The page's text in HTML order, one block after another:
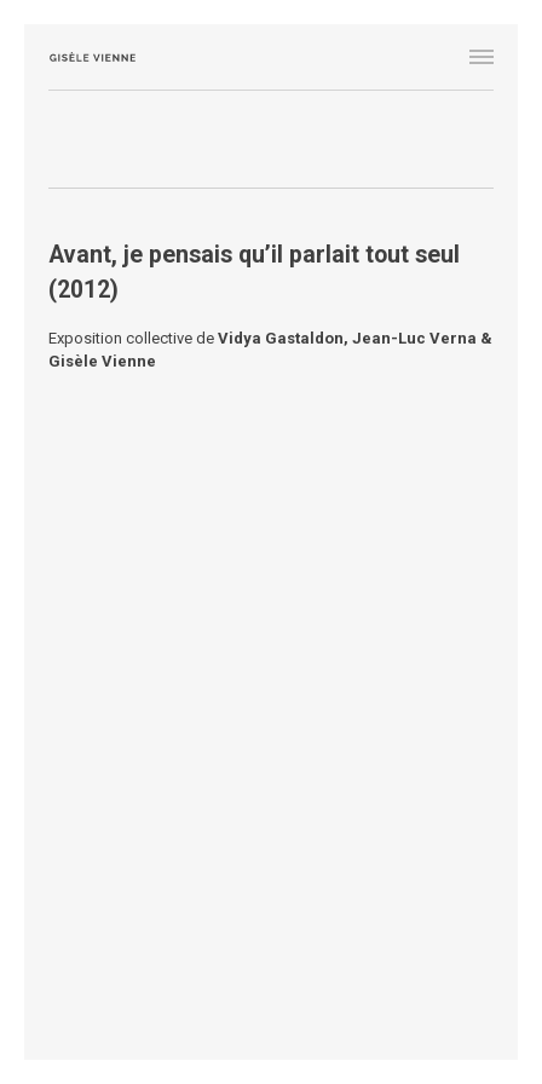
Avant, je pensais qu’il parlait tout seul
(2012)
Exposition collective de Vidya Gastaldon, Jean-Luc Verna &
Gisèle Vienne